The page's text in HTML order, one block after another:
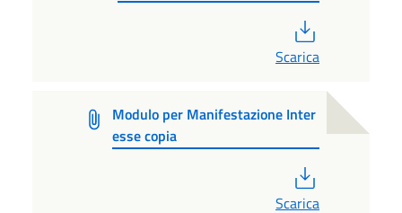
Scarica
Modulo per Manifestazione Inter
esse copia
Scarica